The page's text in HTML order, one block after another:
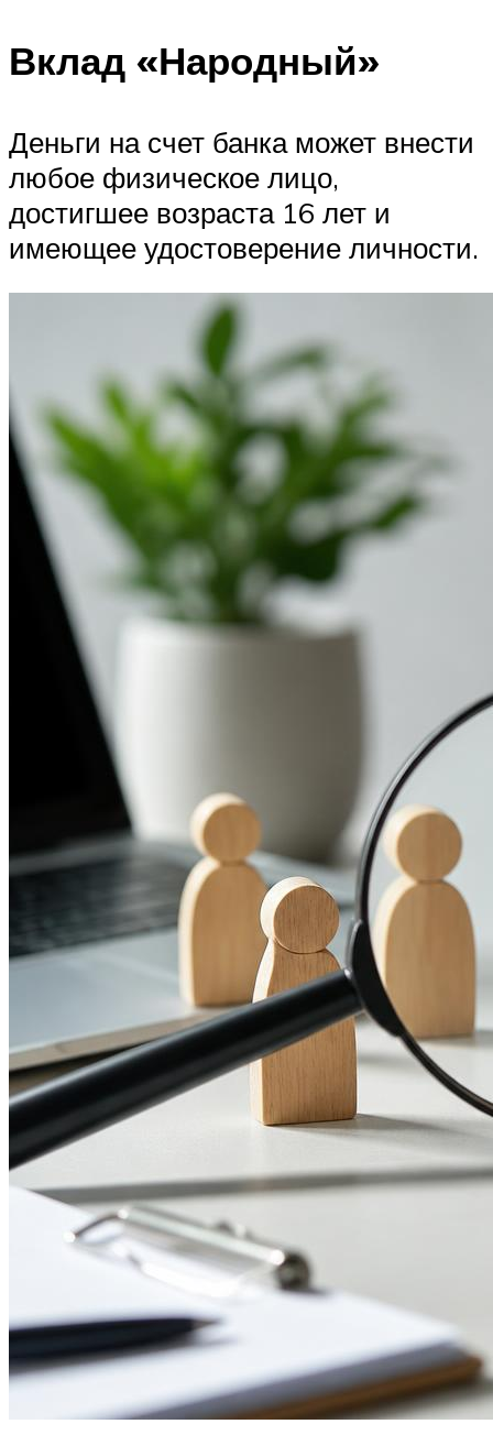
Вклад «Народный»
Деньги на счет банка может внести
любое физическое лицо,
достигшее возраста 16 лет и
имеющее удостоверение личности.